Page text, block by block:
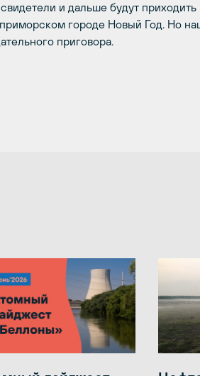
и дальше будут
приморском городе Новый Год. Но
приговора.